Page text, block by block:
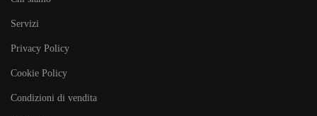
Servizi
Privacy Policy
Cookie Policy
Condizioni di vendita